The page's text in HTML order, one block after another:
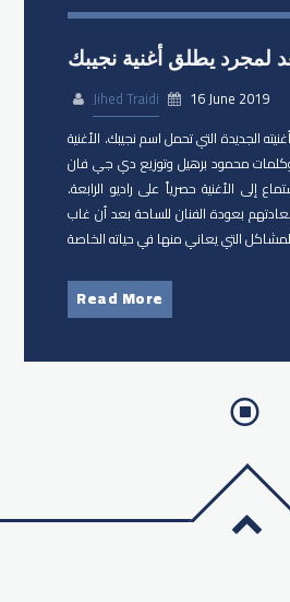
لمجرد يطلق أغنية نجيبك
Jihed Traidi
16 June 2019
الجديدة التي تحمل اسم نجيبك. الأغنية
محمود برهيل وتوزيع دي جي فان
إلى الأغنية حصرياً على راديو الرابعة.
بعودة الفنان للساحة بعد أن غاب
Read More